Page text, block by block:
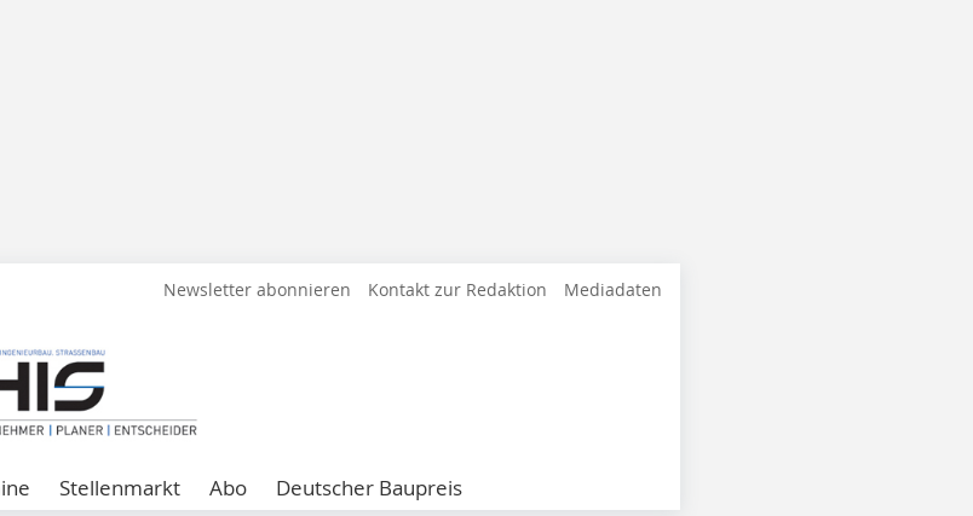
Newsletter abonnieren Kontakt zur Redaktion Mediadaten
Stellenmarkt Abo Deutscher Baupreis